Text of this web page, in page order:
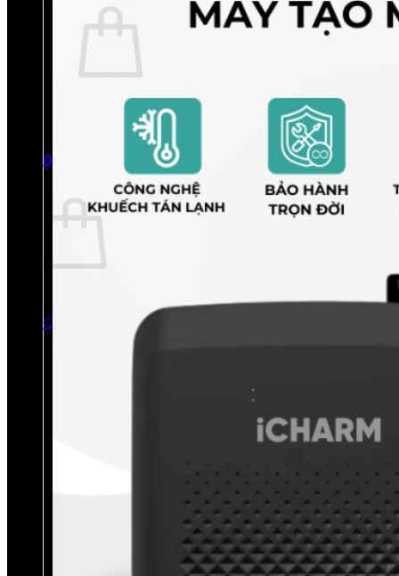
Chưa có sản phẩm trong giỏ hàng.
Quay trở lại cửa hàng
0
Giỏ hàng
Quay trở lại cửa hàng